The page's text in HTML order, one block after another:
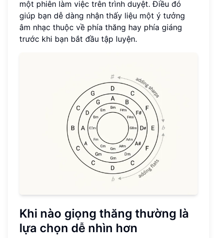
một phiên làm việc trên trình duyệt. Điều đó
giúp bạn dễ dàng nhận thấy liệu một ý tưởng
âm nhạc thuộc về phía thăng hay phía giáng
trước khi bạn bắt đầu tập luyện.
Khi nào giọng thăng thường là
lựa chọn dễ nhìn hơn